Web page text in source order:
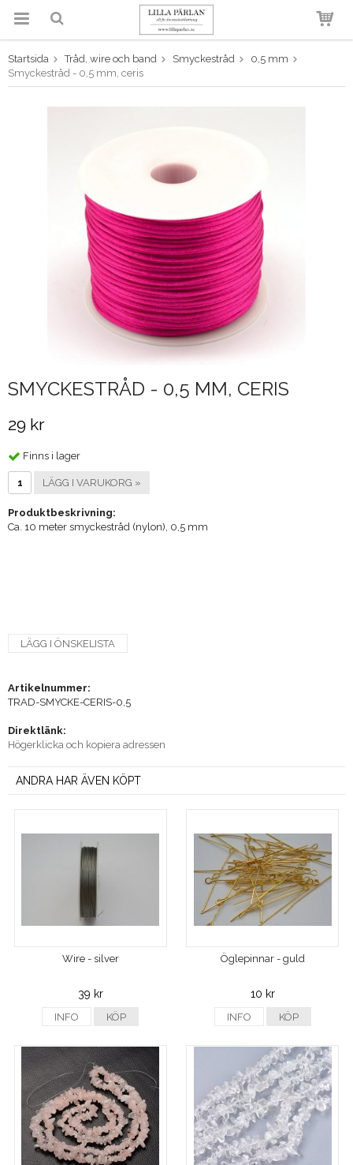
Produkten har blivit tillagd i
Startsida Tråd, wire och band Smyckestråd
0,5 mm
Smyckestråd - 0,5 mm, ceris
SMYCKESTRÅD - 0,5 MM, CERIS
29 kr
Finns i lager
LÄGG I VARUKORG »
Produktbeskrivning:
Ca. 10 meter smyckestråd (nylon), 0,5 mm
LÄGG I ÖNSKELISTA
Artikelnummer:
TRAD-SMYCKE-CERIS-0,5
Direktlänk:
Högerklicka och kopiera adressen
ANDRA HAR ÄVEN KÖPT
Wire - silver
39 kr
INFO KÖP
Öglepinnar - guld
10 kr
INFO KÖP